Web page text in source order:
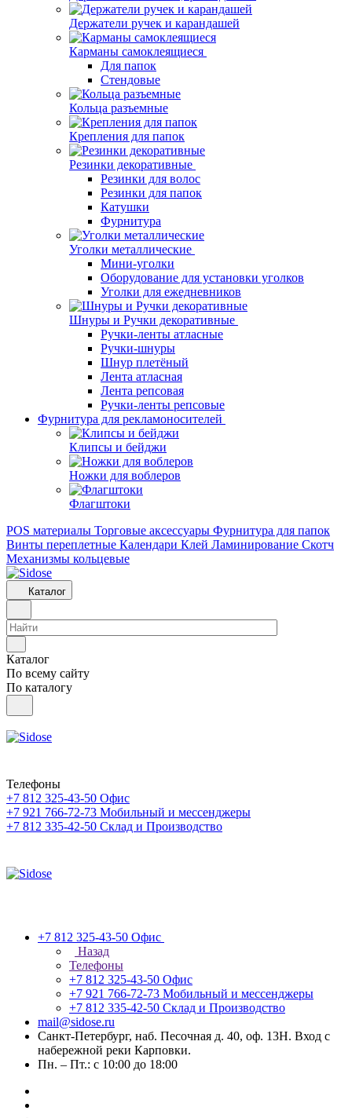
Держатели ручек и карандашей
Карманы самоклеящиеся
Для папок
Стендовые
Кольца разъемные
Крепления для папок
Резинки декоративные
Резинки для волос
Резинки для папок
Катушки
Фурнитура
Уголки металлические
Мини-уголки
Оборудование для установки уголков
Уголки для ежедневников
Шнуры и Ручки декоративные
Ручки-ленты атласные
Ручки-шнуры
Шнур плетёный
Лента атласная
Лента репсовая
Ручки-ленты репсовые
Фурнитура для рекламоносителей
Клипсы и бeйджи
Ножки для воблеров
Флагштоки
POS материалы Торговые аксессуары Фурнитура для папок
Винты переплетные Календари Клей Ламинирование Скотч
Механизмы кольцевые
Каталог
Каталог
По всему сайту
По каталогу
Телефоны
+7 812 325-43-50 Офис
+7 921 766-72-73 Мобильный и мессенджеры
+7 812 335-42-50 Склад и Производство
+7 812 325-43-50 Офис
Назад
Телефоны
+7 812 325-43-50 Офис
+7 921 766-72-73 Мобильный и мессенджеры
+7 812 335-42-50 Склад и Производство
mail@sidose.ru
Санкт-Петербург, наб. Песочная д. 40, оф. 13Н. Вход с
набережной реки Карповки.
Пн. – Пт.: с 10:00 до 18:00